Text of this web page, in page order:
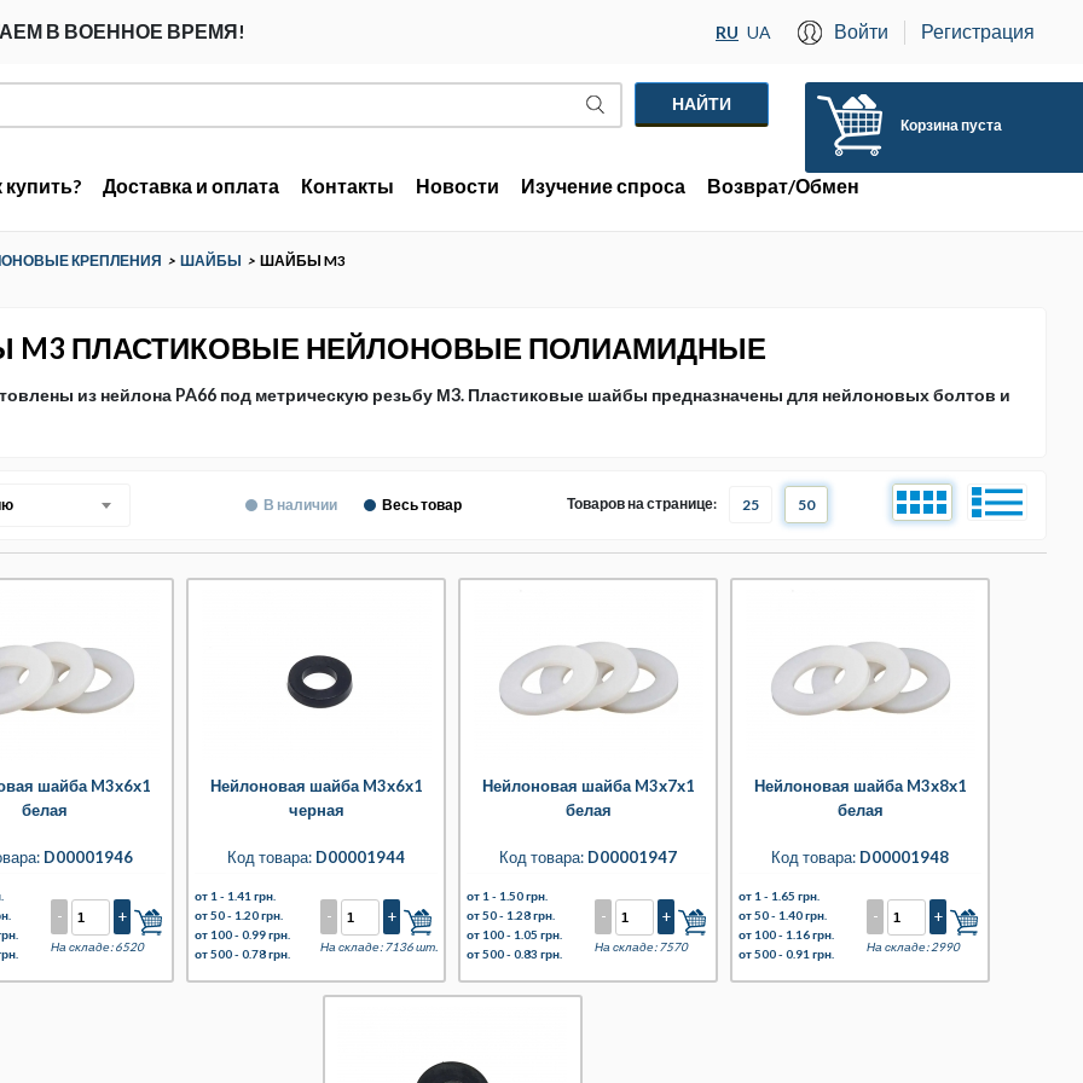
В ВОЕННОЕ ВРЕМЯ! RU UA Войти Регистрация
Корзина пуста
купить? Доставка и оплата Контакты Новости Изучение спроса Возврат/Обмен
КРЕПЛЕНИЯ > ШАЙБЫ > ШАЙБЫ M3
M3 ПЛАСТИКОВЫЕ НЕЙЛОНОВЫЕ ПОЛИАМИДНЫЕ
из нейлона PA66 под метрическую резьбу М3. Пластиковые шайбы предназначены для нейлоновых болтов и
В наличии Весь товар Товаров на странице: 25 50
шайба M3х6х1
белая
D00001946
- +
На складе: 6520
Нейлоновая шайба M3х6х1
черная
Код товара: D00001944
от 1 - 1.41 грн.
от 50 - 1.20 грн.
от 100 - 0.99 грн.
от 500 - 0.78 грн.
- +
На складе: 7136 шт.
Нейлоновая шайба M3х7х1
белая
Код товара: D00001947
от 1 - 1.50 грн.
от 50 - 1.28 грн.
от 100 - 1.05 грн.
от 500 - 0.83 грн.
- +
На складе: 7570
Нейлоновая шайба M3х8х1
белая
Код товара: D00001948
от 1 - 1.65 грн.
от 50 - 1.40 грн.
от 100 - 1.16 грн.
от 500 - 0.91 грн.
- +
На складе: 2990